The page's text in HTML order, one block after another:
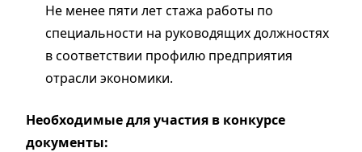
Не менее пяти лет стажа работы по
специальности на руководящих должностях
в соответствии профилю предприятия
отрасли экономики.
Необходимые для участия в конкурсе
документы: